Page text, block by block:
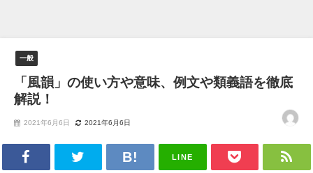
一般
「風韻」の使い方や意味、例文や類義語を徹底
解説！
2021年6月6日 2021年6月6日
LINE